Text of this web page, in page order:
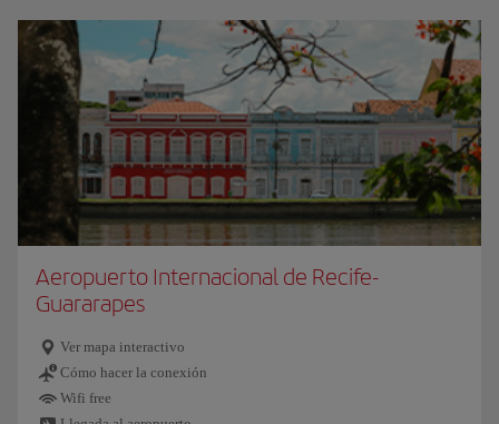
Aeropuerto Internacional de Recife-
Guararapes
Ver mapa interactivo
Cómo hacer la conexión
Wifi free